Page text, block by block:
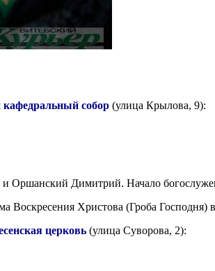
собор (улица Крылова, 9):
Оршанский Димитрий. Начало
Воскресения Христова (Гроба Господня)
церковь(улица Суворова, 2):